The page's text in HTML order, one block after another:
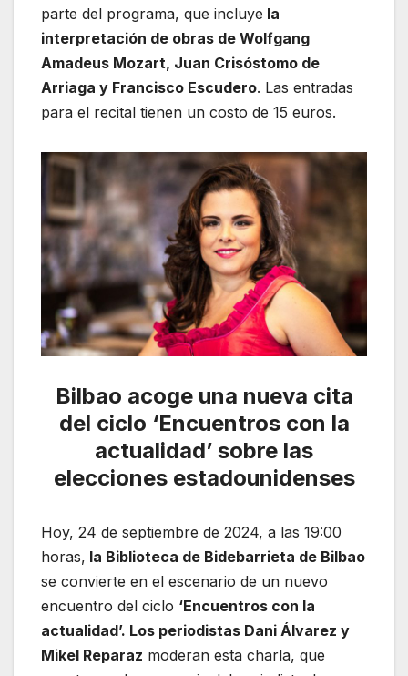
parte del programa, que incluye la
interpretación de obras de Wolfgang
Amadeus Mozart, Juan Crisóstomo de
Arriaga y Francisco Escudero. Las entradas
para el recital tienen un costo de 15 euros.
Bilbao acoge una nueva cita
del ciclo ‘Encuentros con la
actualidad’ sobre las
elecciones estadounidenses
Hoy, 24 de septiembre de 2024, a las 19:00
horas, la Biblioteca de Bidebarrieta de Bilbao
se convierte en el escenario de un nuevo
encuentro del ciclo ‘Encuentros con la
actualidad’. Los periodistas Dani Álvarez y
Mikel Reparaz moderan esta charla, que